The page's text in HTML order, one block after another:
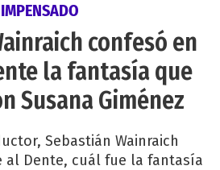
IMPENSADO
confesó en
la fantasía que
Susana Giménez
Sebastián Wainraich
al Dente, cuál fue la fantasía